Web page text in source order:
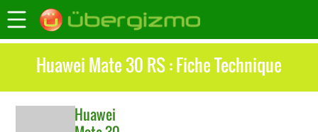
Huawei Mate 30 RS : Fiche Technique
Huawei